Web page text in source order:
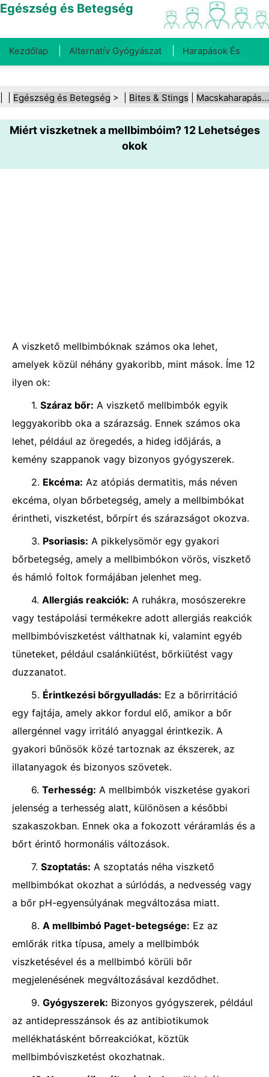
Egészség és Betegség
Kezdőlap Alternatív Gyógyászat Harapások És
Fogegészség Diéta És Táplálkozás Családi
Egészség Egészségügyi Ágazat Mentális Egészség
Egészség és Betegség > | Bites & Stings Macskaharapások
Miért viszketnek a mellbimbóim? 12 Lehetséges
okok
A viszkető mellbimbóknak számos oka lehet,
amelyek közül néhány gyakoribb, mint mások. Íme 12
ilyen ok:
1. Száraz bőr: A viszkető mellbimbók egyik
leggyakoribb oka a szárazság. Ennek számos oka
lehet, például az öregedés, a hideg időjárás, a
kemény szappanok vagy bizonyos gyógyszerek.
2. Ekcéma: Az atópiás dermatitis, más néven
ekcéma, olyan bőrbetegség, amely a mellbimbókat
érintheti, viszketést, bőrpírt és szárazságot okozva.
3. Psoriasis: A pikkelysömör egy gyakori
bőrbetegség, amely a mellbimbókon vörös, viszkető
és hámló foltok formájában jelenhet meg.
4. Allergiás reakciók: A ruhákra, mosószerekre
vagy testápolási termékekre adott allergiás reakciók
mellbimbóviszketést válthatnak ki, valamint egyéb
tüneteket, például csalánkiütést, bőrkiütést vagy
duzzanatot.
5. Érintkezési bőrgyulladás: Ez a bőrirritáció
egy fajtája, amely akkor fordul elő, amikor a bőr
allergénnel vagy irritáló anyaggal érintkezik. A
gyakori bűnösök közé tartoznak az ékszerek, az
illatanyagok és bizonyos szövetek.
6. Terhesség: A mellbimbók viszketése gyakori
jelenség a terhesség alatt, különösen a későbbi
szakaszokban. Ennek oka a fokozott véráramlás és a
bőrt érintő hormonális változások.
7. Szoptatás: A szoptatás néha viszkető
mellbimbókat okozhat a súrlódás, a nedvesség vagy
a bőr pH-egyensúlyának megváltozása miatt.
8. A mellbimbó Paget-betegsége: Ez az
emlőrák ritka típusa, amely a mellbimbók
viszketésével és a mellbimbó körüli bőr
megjelenésének megváltozásával kezdődhet.
9. Gyógyszerek: Bizonyos gyógyszerek, például
az antidepresszánsok és az antibiotikumok
mellékhatásként bőrreakciókat, köztük
mellbimbóviszketést okozhatnak.